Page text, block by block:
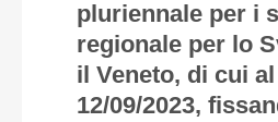
pluriennale per i
regionale per lo
il Veneto, di cui
12/09/2023,